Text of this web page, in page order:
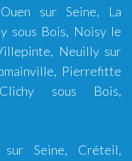
sur Seine, La
sous Bois, Noisy le
Neuilly sur
Pierrefitte
sous Bois,
Seine, Créteil,